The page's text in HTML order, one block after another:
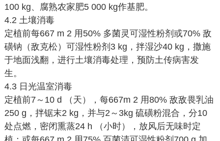
100 kg、腐熟农家肥5 000 kg作基肥。
4.2 土壤消毒
定植前每667 m 2 用50% 多菌灵可湿性粉剂或70% 敌
磺钠（敌克松）可湿性粉剂3 kg，拌湿沙40 kg，撒施
于地面浅翻，进行土壤消毒处理，预防土传病害发
生。
4.3 日光温室消毒
定植前7～10 d （天），每667m 2 用80% 敌敌畏乳油
250 g，拌锯末2 kg，并与2～3kg 硫磺粉混合，分10
处点燃，密闭熏蒸24 h （小时），放风后无味时定